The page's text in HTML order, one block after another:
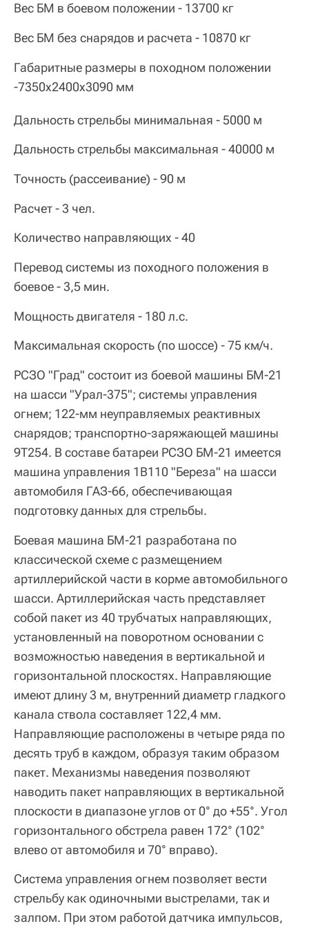
Вес БМ в боевом положении - 13700 кг
Вес БМ без снарядов и расчета - 10870 кг
Габаритные размеры в походном положении
-7350х2400х3090 мм
Дальность стрельбы минимальная - 5000 м
Дальность стрельбы максимальная - 40000 м
Точность (рассеивание) - 90 м
Расчет - 3 чел.
Количество направляющих - 40
Перевод системы из походного положения в
боевое - 3,5 мин.
Мощность двигателя - 180 л.с.
Максимальная скорость (по шоссе) - 75 км/ч.
РСЗО "Град" состоит из боевой машины БМ-21
на шасси "Урал-375"; системы управления
огнем; 122‑мм неуправляемых реактивных
снарядов; транспортно‑заряжающей машины
9Т254. В составе батареи РСЗО БМ-21 имеется
машина управления 1В110 "Береза" на шасси
автомобиля ГАЗ-66, обеспечивающая
подготовку данных для стрельбы.
Боевая машина БМ-21 разработана по
классической схеме с размещением
артиллерийской части в корме автомобильного
шасси. Артиллерийская часть представляет
собой пакет из 40 трубчатых направляющих,
установленный на поворотном основании с
возможностью наведения в вертикальной и
горизонтальной плоскостях. Направляющие
имеют длину 3 м, внутренний диаметр гладкого
канала ствола составляет 122,4 мм.
Направляющие расположены в четыре ряда по
десять труб в каждом, образуя таким образом
пакет. Механизмы наведения позволяют
наводить пакет направляющих в вертикальной
плоскости в диапазоне углов от 0° до +55°. Угол
горизонтального обстрела равен 172° (102°
влево от автомобиля и 70° вправо).
Система управления огнем позволяет вести
стрельбу как одиночными выстрелами, так и
залпом. При этом работой датчика импульсов,